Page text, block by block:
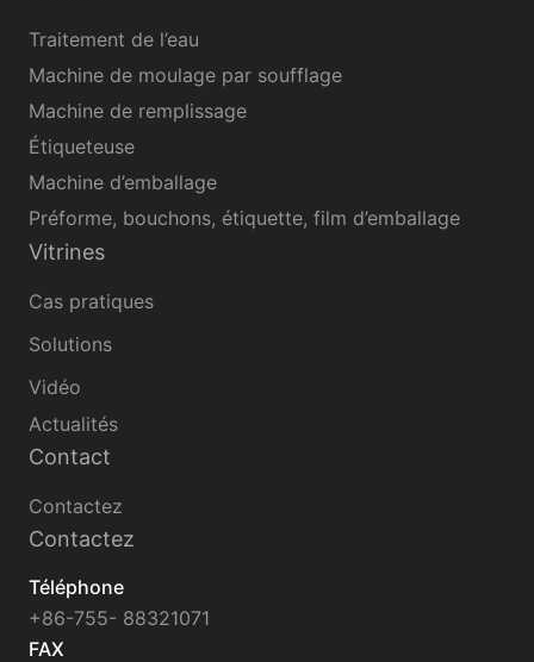
Traitement de l’eau
Machine de moulage par soufflage
Machine de remplissage
Étiqueteuse
Machine d’emballage
Préforme, bouchons, étiquette, film d’emballage
Vitrines
Cas pratiques
Solutions
Vidéo
Actualités
Contact
Contactez
Contactez
Téléphone
+86-755- 88321071
FAX